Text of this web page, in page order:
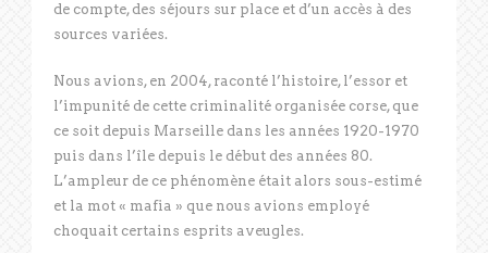
de compte, des séjours sur place et d’un accès à des
sources variées.
Nous avions, en 2004, raconté l’histoire, l’essor et
l’impunité de cette criminalité organisée corse, que
ce soit depuis Marseille dans les années 1920-1970
puis dans l’île depuis le début des années 80.
L’ampleur de ce phénomène était alors sous-estimé
et la mot « mafia » que nous avions employé
choquait certains esprits aveugles.